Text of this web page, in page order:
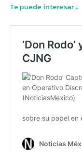
Te puede interesar ↓